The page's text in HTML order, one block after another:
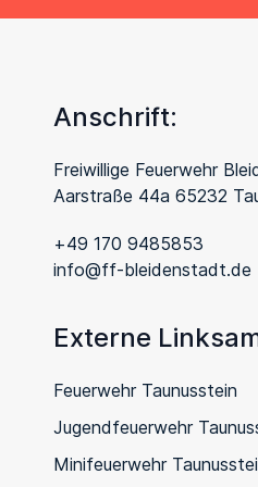
Anschrift:
Freiwillige Feuerwehr
Aarstraße 44a 65232
+49 170 9485853
info@ff-bleidenstadt.de
Externe
Feuerwehr Taunusstein
Jugendfeuerwehr
Minifeuerwehr